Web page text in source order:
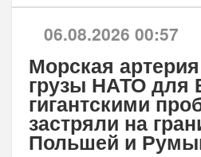
06.08.2026 00:57
Морская
грузы НАТО для
гигантскими
застряли на
Польшей и